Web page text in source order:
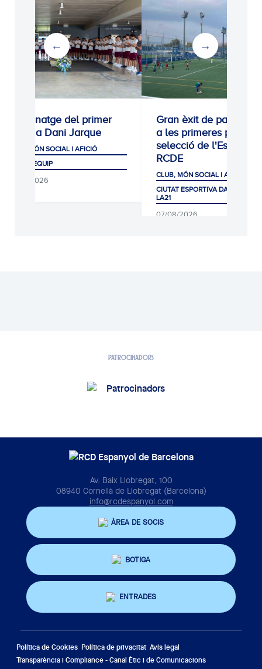
Homenatge del primer
equip a Dani Jarque
CLUB, MÓN SOCIAL I AFICIÓ
PRIMER EQUIP
07/08/2026
Gran èxit de
a les primeres proves
selecció de l'Escola
RCDE
CLUB, MÓN SOCIAL I AFICIÓ
CIUTAT ESPORTIVA DANI
LA21
07/08/2026
PATROCINADORS
Av. Baix Llobregat, 100
08940 Cornellà de Llobregat (Barcelona)
info@rcdespanyol.com
ÀREA DE SOCIS
BOTIGA
ENTRADES
Política de Cookies Política de privacitat Avís legal
Transparència i Compliance - Canal Ètic i de Comunicacions